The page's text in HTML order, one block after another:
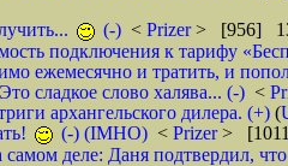
(-) < Prizer> [956]
подключения к тарифу
ежемесячно и тратить, и
сладкое слово халява... (-) <
архангельского дилера. (+) (
(-) (IMHO) < Prizer>
самом деле: Даня подтвердил,